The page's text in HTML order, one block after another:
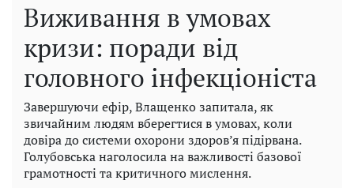
Виживання в умовах
кризи: поради від
головного інфекціоніста
Завершуючи ефір, Влащенко запитала, як
звичайним людям вберегтися в умовах, коли
довіра до системи охорони здоров’я підірвана.
Голубовська наголосила на важливості базової
грамотності та критичного мислення.